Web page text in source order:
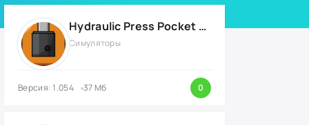
Hydraulic Press Pocket {ВЗЛОМ: бесконечные деньги}
Симуляторы
Версия: 1.054 37 Мб 0